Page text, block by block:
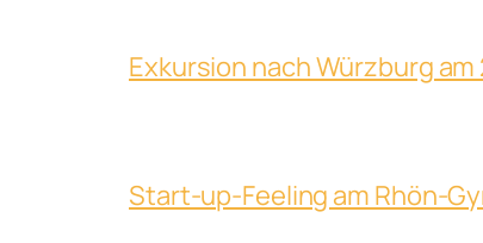
Exkursion nach Würzburg
Start-up-Feeling am Rhön-